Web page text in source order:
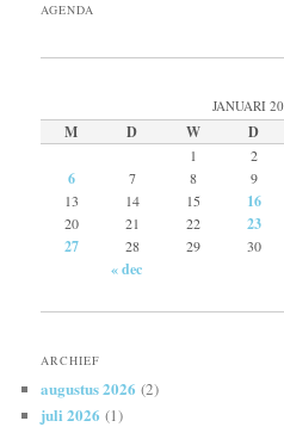
AGENDA
JANUARI
M D W D
1 2
6 7 8 9
13
14 15 16
20
21 22 23
27 28 29 30
« dec
ARCHIEF
augustus 2026 (2)
juli 2026 (1)